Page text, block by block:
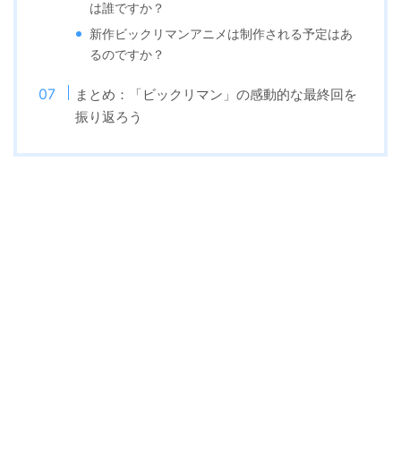
は誰ですか？
新作ビックリマンアニメは制作される予定はあ
るのですか？
まとめ：「ビックリマン」の感動的な最終回を
振り返ろう